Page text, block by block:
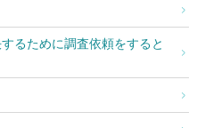
るために調査依頼をすると